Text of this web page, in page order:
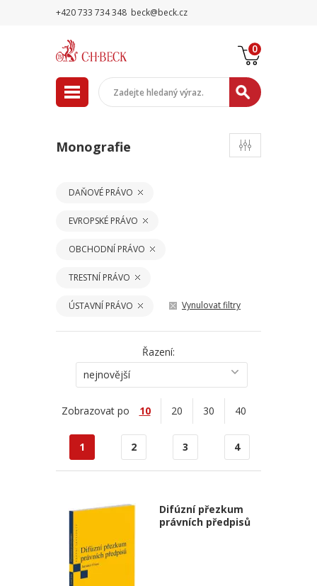
+420 733 734 348 beck@beck.cz
0
Monografie
DAŇOVÉ PRÁVO
EVROPSKÉ PRÁVO
OBCHODNÍ PRÁVO
TRESTNÍ PRÁVO
ÚSTAVNÍ PRÁVO Vynulovat filtry
Řazení:
nejnovější
Zobrazovat po 10 20 30 40
1 2 3 4
Difúzní přezkum
právních předpisů